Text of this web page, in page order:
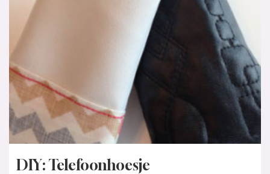
DIY: Telefoonhoesje